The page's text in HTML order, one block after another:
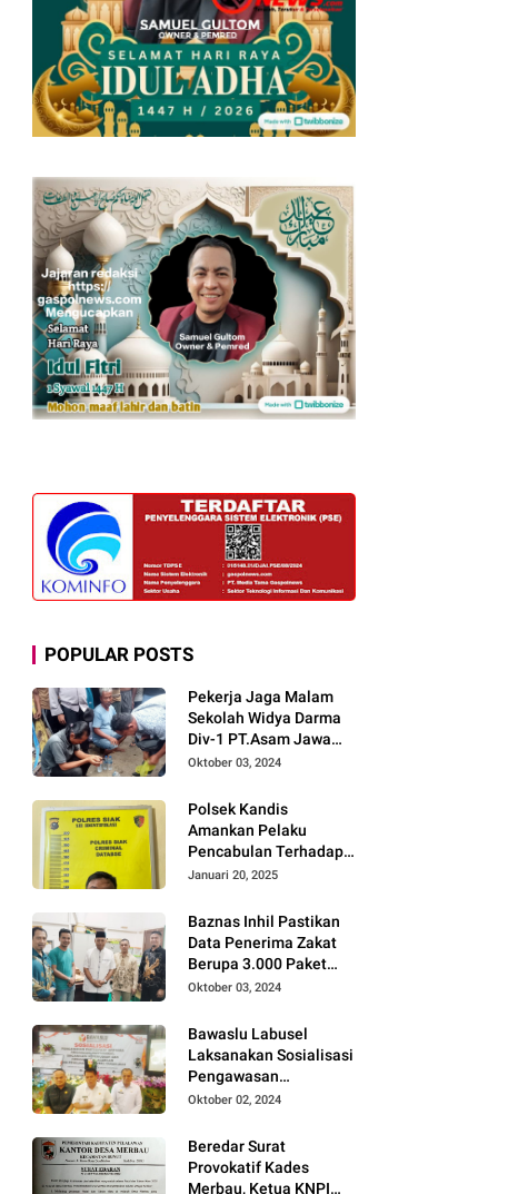
POPULAR POSTS
Pekerja Jaga Malam
Sekolah Widya Darma
Div-1 PT.Asam Jawa
Todongkan Senpi
Sumberjo
Oktober 03, 2024
Polsek Kandis
Amankan Pelaku
Pencabulan Terhadap
Dua Anak Kakak-
Gereja
Januari 20, 2025
Baznas Inhil Pastikan
Data Penerima Zakat
Berupa 3.000 Paket
Premium Boxs Sudah
Oktober 03, 2024
Bawaslu Labusel
Laksanakan Sosialisasi
Pengawasan
Partisipatif kepada
Pemuda Dan Agama
Pada pilkada Serentak
2024
Oktober 02, 2024
Beredar Surat
Provokatif Kades
Merbau, Ketua KNPI